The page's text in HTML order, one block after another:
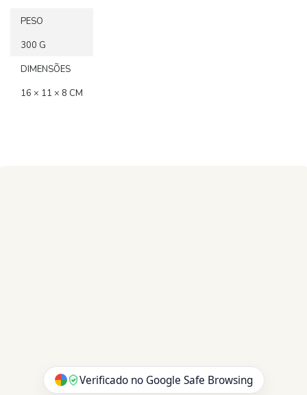
PESO
300 G
DIMENSÕES
16 × 11 × 8 CM
Verificado no Google Safe Browsing